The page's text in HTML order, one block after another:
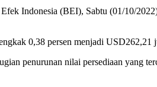
Indonesia (BEI), Sabtu (01/10/
0,38 persen menjadi USD262,21
penurunan nilai persediaan yang